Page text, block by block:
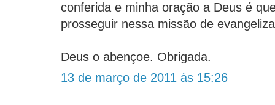
conferida e minha oração a Deus é
prosseguir nessa missão de
Deus o abençoe. Obrigada.
13 de março de 2011 às 15:26